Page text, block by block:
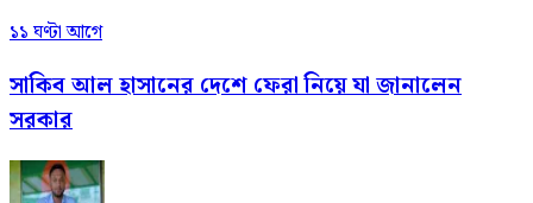
১১ ঘণ্টা আগে
সাকিব আল হাসানের দেশে ফেরা নিয়ে যা জানালেন
সরকার